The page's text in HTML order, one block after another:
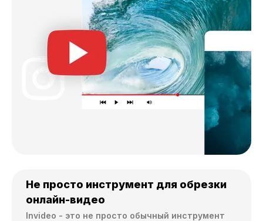
Не просто инструмент для обрезки
онлайн-видео
Invideo - это не просто обычный инструмент